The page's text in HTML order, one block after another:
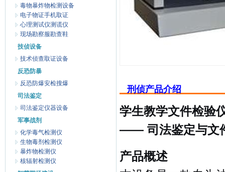
毒物暴炸物检测设备
电子物证手机取证
心理测试仪测谎仪
现场勘察服勘查鞋
技侦设备
技术侦查取证设备
反恐防暴
反恐防爆安检搜爆
司法鉴定
司法鉴定仪器设备
军事战剂
化学毒气检测仪
生物毒剂检测仪
暴炸物检测仪
核辐射检测仪
刑侦产品介绍
学生教学文件检验
—— 司法鉴定与文
产品概述